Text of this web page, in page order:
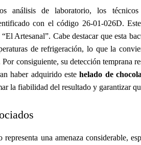
análisis de laboratorio, los técnicos
con el código 26-01-026D.
Artesanal”. Cabe destacar que esta
de refrigeración, lo que la
consiguiente, su detección temprana
haber adquirido estehelado de
la fiabilidad del resultado y garantizar
representa una amenaza considerable,